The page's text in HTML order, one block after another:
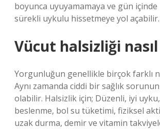
boyunca uyuyamamaya ve gün içinde
sürekli uykulu hissetmeye yol açabilir.
Vücut halsizliği
Yorgunluğun genellikle birçok farklı
Aynı zamanda ciddi bir sağlık
olabilir. Halsizlik için; Düzenli, iyi
beslenme, bol su tüketimi, fiziksel
uzak durma, demir ve vitamin